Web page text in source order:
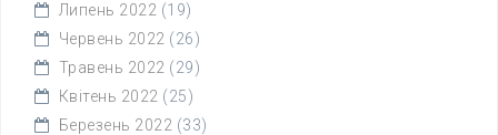
Липень 2022 (19)
Червень 2022 (26)
Травень 2022 (29)
Квітень 2022 (25)
Березень 2022 (33)